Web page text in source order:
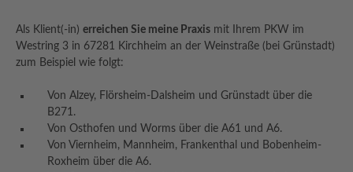
Als Klient(-in) erreichen Sie meine Praxis mit Ihrem PKW im
Westring 3 in 67281 Kirchheim an der Weinstraße (bei Grünstadt)
zum Beispiel wie folgt:
Von Alzey, Flörsheim-Dalsheim und Grünstadt über die
B271.
Von Osthofen und Worms über die A61 und A6.
Von Viernheim, Mannheim, Frankenthal und Bobenheim-
Roxheim über die A6.